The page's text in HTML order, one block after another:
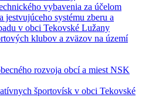
vybavenia za účelom
jestvujúceho systému zberu a
v obci Tekovské Lužany
klubov a zväzov na území
rozvoja obcí a miest NSK
športovísk v obci Tekovské